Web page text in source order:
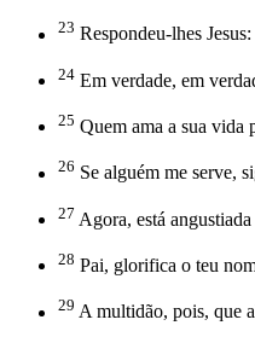
23 Respondeu-lhes
24 Em verdade, em
25 Quem ama a sua vida
26 Se alguém me serve,
27 Agora, está
28 Pai, glorifica o teu
29 A multidão, pois, que